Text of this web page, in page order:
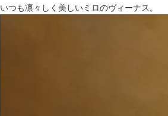
いつも凛々しく美しいミロのヴィーナス。